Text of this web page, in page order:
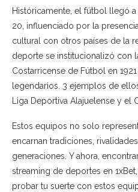
Históricamente, el fútbol llegó
20, influenciado por la
cultural con otros países de la
deporte se institucionalizó con
Costarricense de Fútbol en
legendarios. 3 ejemplos de
Liga Deportiva Alajuelense y el
Estos equipos no solo
encarnan tradiciones,
generaciones. Y ahora,
streaming de deportes en
probar tu suerte con estos